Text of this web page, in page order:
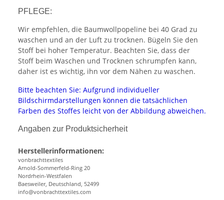
PFLEGE:
Wir empfehlen, die Baumwollpopeline bei 40 Grad zu
waschen und an der Luft zu trocknen. Bügeln Sie den
Stoff bei hoher Temperatur. Beachten Sie, dass der
Stoff beim Waschen und Trocknen schrumpfen kann,
daher ist es wichtig, ihn vor dem Nähen zu waschen.
Bitte beachten Sie: Aufgrund individueller
Bildschirmdarstellungen können die tatsächlichen
Farben des Stoffes leicht von der Abbildung abweichen.
Angaben zur Produktsicherheit
Herstellerinformationen:
vonbrachttextiles
Arnold-Sommerfeld-Ring 20
Nordrhein-Westfalen
Baesweiler, Deutschland, 52499
info@vonbrachttextiles.com